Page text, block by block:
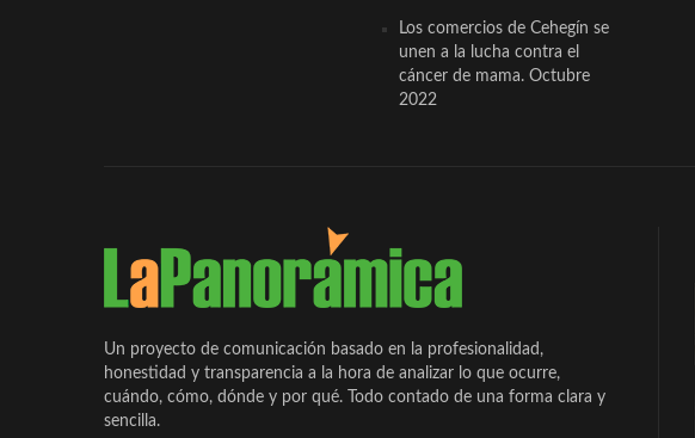
Los comercios de Cehegín se
unen a la lucha contra el
cáncer de mama. Octubre
2022
Un proyecto de comunicación basado en la profesionalidad,
honestidad y transparencia a la hora de analizar lo que ocurre,
cuándo, cómo, dónde y por qué. Todo contado de una forma clara y
sencilla.